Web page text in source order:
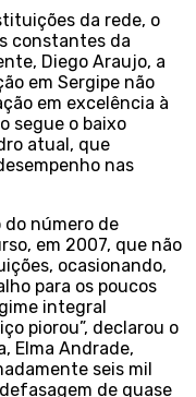
da rede, o
constantes da
Diego Araujo, a
em Sergipe não
em excelência à
segue o baixo
atual, que
nas
número de
em 2007, que não
ocasionando,
para os poucos
integral
piorou”, declarou o
Elma Andrade,
seis mil
de quase